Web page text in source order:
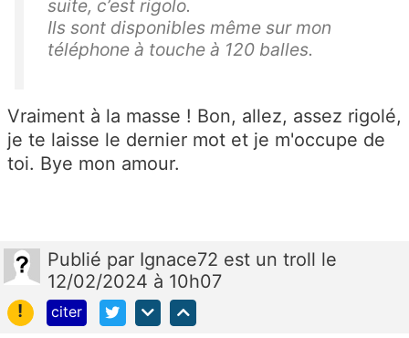
suite, c’est rigolo.
Ils sont disponibles même sur mon
téléphone à touche à 120 balles.
Vraiment à la masse ! Bon, allez, assez rigolé,
je te laisse le dernier mot et je m'occupe de
toi. Bye mon amour.
Publié par Ignace72 est un troll le
12/02/2024 à 10h07
!
citer